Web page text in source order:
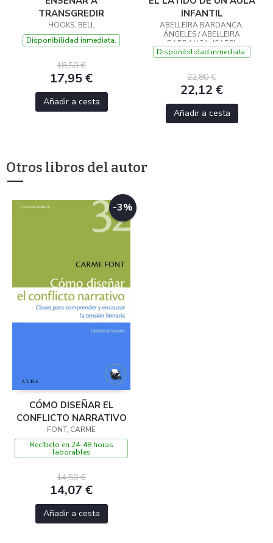
TRANSGREDIR
HOOKS, BELL
Disponibilidad inmediata.
18,50 €
17,95 €
Añadir a cesta
INFANTIL
ABELLEIRA BARDANCA,
ÁNGELES / ABELLEIRA
BARDANCA, ISABEL
Disponibilidad inmediata.
22,80 €
22,12 €
Añadir a cesta
Otros libros del autor
-3%
CÓMO DISEÑAR EL
CONFLICTO NARRATIVO
FONT, CARME
Recíbelo en 24-48 horas
laborables
14,50 €
14,07 €
Añadir a cesta